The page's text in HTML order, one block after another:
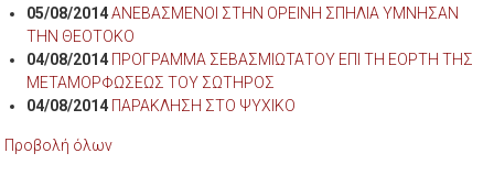
05/08/2014 ΑΝΕΒΑΣΜΕΝΟΙ ΣΤΗΝ ΟΡΕΙΝΗ ΣΠΗΛΙΑ ΥΜΝΗΣΑΝ
ΤΗΝ ΘΕΟΤΟΚΟ
04/08/2014 ΠΡΟΓΡΑΜΜΑ ΣΕΒΑΣΜΙΩΤΑΤΟΥ ΕΠΙ ΤΗ ΕΟΡΤΗ ΤΗΣ
ΜΕΤΑΜΟΡΦΩΣΕΩΣ ΤΟΥ ΣΩΤΗΡΟΣ
04/08/2014 ΠΑΡΑΚΛΗΣΗ ΣΤΟ ΨΥΧΙΚΟ
Προβολή όλων